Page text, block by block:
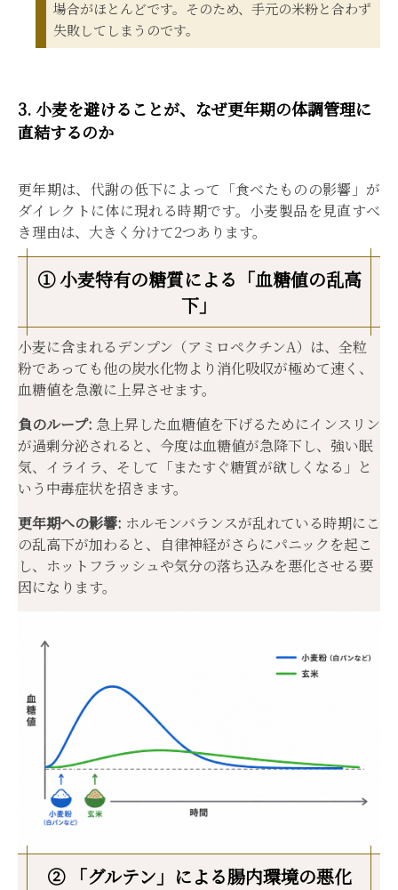
場合がほとんどです。そのため、手元の米粉と合わず
失敗してしまうのです。
3. 小麦を避けることが、なぜ更年期の体調管理に
直結するのか
更年期は、代謝の低下によって「食べたものの影響」が
ダイレクトに体に現れる時期です。小麦製品を見直すべ
き理由は、大きく分けて2つあります。
① 小麦特有の糖質による「血糖値の乱高
下」
小麦に含まれるデンプン（アミロペクチンA）は、全粒
粉であっても他の炭水化物より消化吸収が極めて速く、
血糖値を急激に上昇させます。
負のループ: 急上昇した血糖値を下げるためにインスリン
が過剰分泌されると、今度は血糖値が急降下し、強い眠
気、イライラ、そして「またすぐ糖質が欲しくなる」と
いう中毒症状を招きます。
更年期への影響: ホルモンバランスが乱れている時期にこ
の乱高下が加わると、自律神経がさらにパニックを起こ
し、ホットフラッシュや気分の落ち込みを悪化させる要
因になります。
② 「グルテン」による腸内環境の悪化